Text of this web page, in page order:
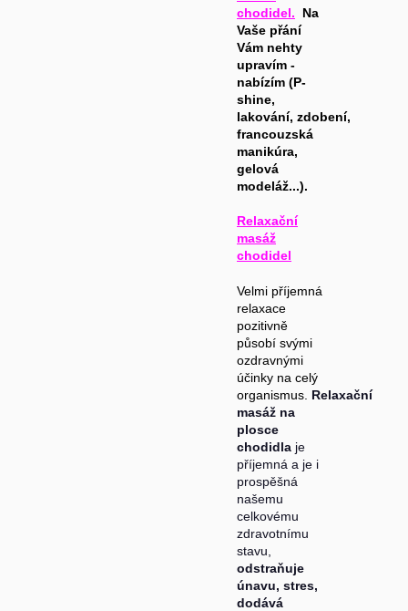
chodidel. Na
Vaše přání
Vám nehty
upravím -
nabízím (P-
shine,
lakování, zdobení,
francouzská
manikúra,
gelová
modeláž...).
Relaxační
masáž
chodidel
Velmi příjemná
relaxace
pozitivně
působí svými
ozdravnými
účinky na celý
organismus. Relaxační
masáž na
plosce
chodidla je
příjemná a je i
prospěšná
našemu
celkovému
zdravotnímu
stavu,
odstraňuje
únavu, stres,
dodává